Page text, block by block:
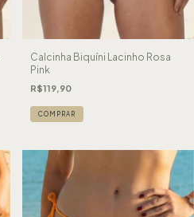
Calcinha Biquíni Lacinho Rosa
Pink
R$119,90
COMPRAR